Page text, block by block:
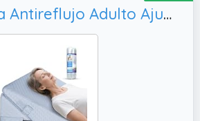
Kekoy Cuña Antireflujo Adulto Ajustable | Ideal para Apnea del Sueño, Funda Lavable y Asidero - Gris